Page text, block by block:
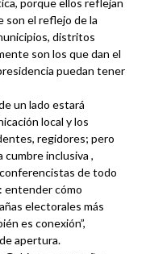
porque ellos reflejan
son el reflejo de la
distritos
son los que dan el
puedan tener
un lado estará
local y los
regidores; pero
cumbre inclusiva ,
de todo
entender cómo
electorales más
es conexión”,
apertura.